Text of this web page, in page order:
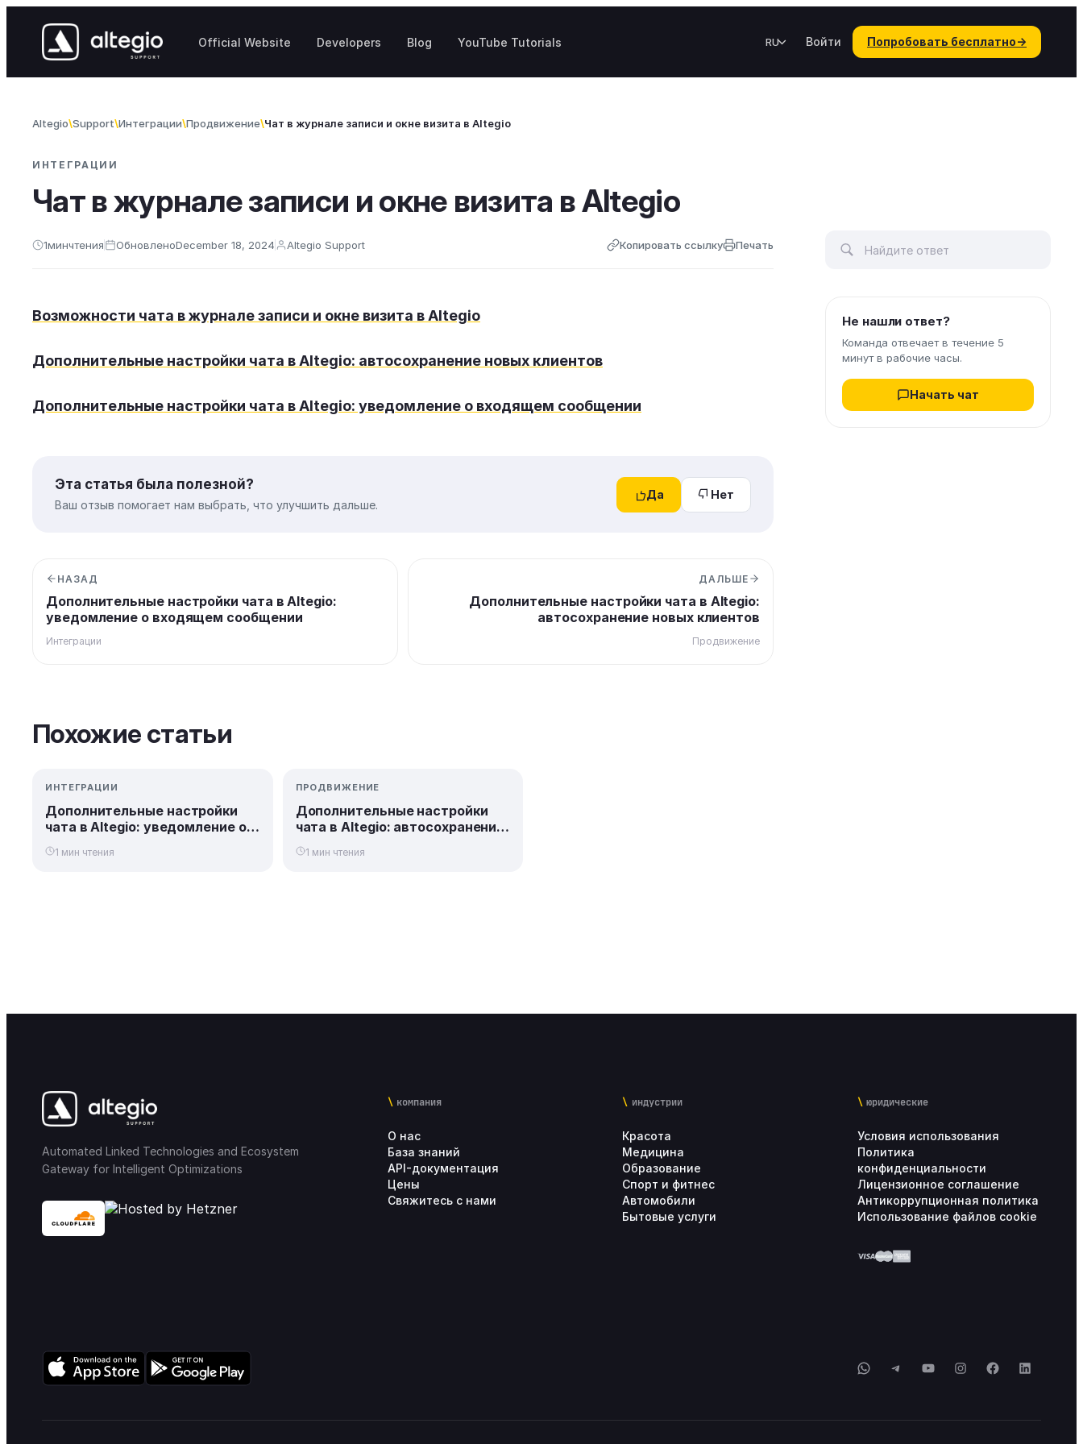
Official Website Developers Blog YouTube Tutorials RU Войти Попробовать бесплатно→
Altegio Support Интеграции Продвижение Чат в журнале записи и окне визита в Altegio
ИНТЕГРАЦИИ
Чат в журнале записи и окне визита в Altegio
1минчтения ОбновленоDecember 18, 2024 Altegio Support Копировать ссылку Печать
Возможности чата в журнале записи и окне визита в Altegio
Дополнительные настройки чата в Altegio: автосохранение новых клиентов
Дополнительные настройки чата в Altegio: уведомление о входящем сообщении
Эта статья была полезной?
Ваш отзыв помогает нам выбрать, что улучшить дальше.
Да Нет
НАЗАД
Дополнительные настройки чата в Altegio:
уведомление о входящем сообщении
Интеграции
ДАЛЬШЕ
Дополнительные настройки чата в Altegio:
автосохранение новых клиентов
Продвижение
Похожие статьи
ИНТЕГРАЦИИ
Дополнительные настройки
чата в Altegio: уведомление о
входящем сообщении
1 мин чтения
ПРОДВИЖЕНИЕ
Дополнительные настройки
чата в Altegio: автосохранение
новых клиентов
1 мин чтения
Не нашли ответ?
Команда отвечает в течение 5
минут в рабочие часы.
Начать чат
Automated Linked Technologies and Ecosystem
Gateway for Intelligent Optimizations
компания
О нас
База знаний
API-документация
Цены
Свяжитесь с нами
индустрии
Красота
Медицина
Образование
Спорт и фитнес
Автомобили
Бытовые услуги
юридические
Условия использования
Политика
конфиденциальности
Лицензионное соглашение
Антикоррупционная политика
Использование файлов cookie
WhatsApp
TelegramYouTubeInstagram
FacebookLinkedIn